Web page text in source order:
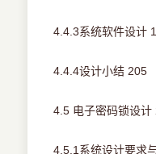
4.4.3系统软件设计
4.4.4设计小结 205
4.5 电子密码锁设计
4.5.1系统设计要求